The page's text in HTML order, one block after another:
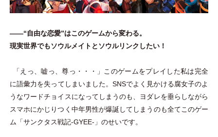
——“自由な恋愛”はこのゲームから変わる。
現実世界でもソウルメイトとソウルリンクしたい！
「えっ、嘘っ、尊っ ・ ・ ・ 」
このゲームをプレイした私は完全
に語彙力を失ってしまいました。SNSでよく見かける腐女子のよ
うなワードチョイスになってしまうのも、ヨダレを垂らしながら
スマホにかじりつく中年男性が爆誕してしまうのも全てこのゲー
ム 「サンクタス戦記-GYEE- 」 のせいです。